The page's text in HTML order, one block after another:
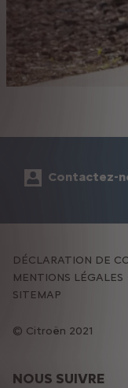
Contactez-
NOUS SUIVRE
Citroën 2021
DÉCLARATION DE
MENTIONS LÉGALES
SITEMAP